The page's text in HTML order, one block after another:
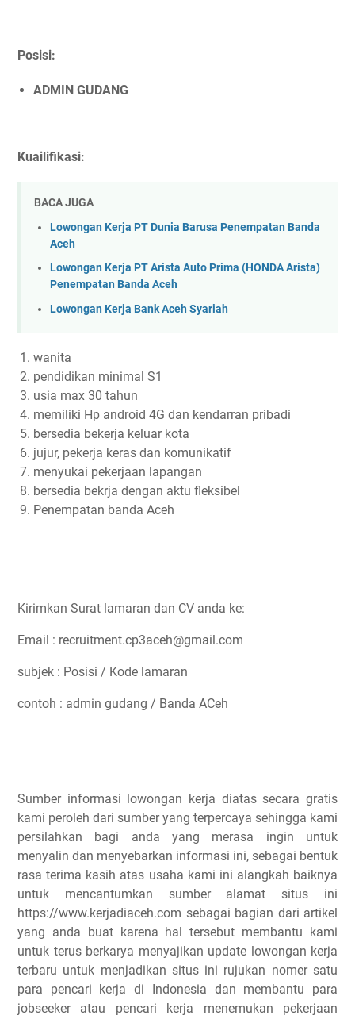
Posisi:
ADMIN GUDANG
Kuailifikasi:
BACA JUGA
Lowongan Kerja PT Dunia Barusa Penempatan Banda
Aceh
Lowongan Kerja PT Arista Auto Prima (HONDA Arista)
Penempatan Banda Aceh
Lowongan Kerja Bank Aceh Syariah
wanita
pendidikan minimal S1
usia max 30 tahun
memiliki Hp android 4G dan kendarran pribadi
bersedia bekerja keluar kota
jujur, pekerja keras dan komunikatif
menyukai pekerjaan lapangan
bersedia bekrja dengan aktu fleksibel
Penempatan banda Aceh
Kirimkan Surat lamaran dan CV anda ke:
Email : recruitment.cp3aceh@gmail.com
subjek : Posisi / Kode lamaran
contoh : admin gudang / Banda ACeh
Sumber informasi lowongan kerja diatas secara gratis
kami peroleh dari sumber yang terpercaya sehingga kami
persilahkan bagi anda yang merasa ingin untuk
menyalin dan menyebarkan informasi ini, sebagai bentuk
rasa terima kasih atas usaha kami ini alangkah baiknya
untuk mencantumkan sumber alamat situs ini
https://www.kerjadiaceh.com sebagai bagian dari artikel
yang anda buat karena hal tersebut membantu kami
untuk terus berkarya menyajikan update lowongan kerja
terbaru untuk menjadikan situs ini rujukan nomer satu
para pencari kerja di Indonesia dan membantu para
jobseeker atau pencari kerja menemukan pekerjaan